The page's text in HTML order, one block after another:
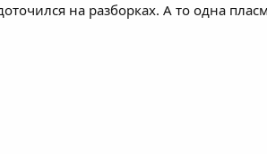
на разборках. А то одна